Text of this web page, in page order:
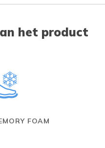
het product
FOAM